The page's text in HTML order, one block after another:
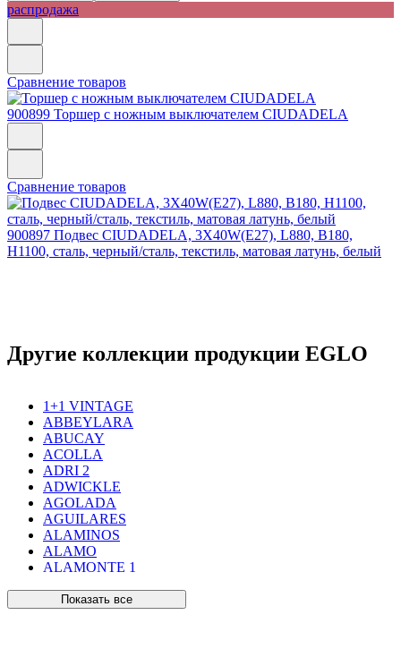
распродажа
Сравнение товаров
900899 Торшер с ножным выключателем CIUDADELA
Сравнение товаров
900897 Подвес CIUDADELA, 3X40W(Е27), L880, B180,
H1100, сталь, черный/сталь, текстиль, матовая латунь, белый
Другие коллекции продукции EGLO
1+1 VINTAGE
ABBEYLARA
ABUCAY
ACOLLA
ADRI 2
ADWICKLE
AGOLADA
AGUILARES
ALAMINOS
ALAMO
ALAMONTE 1
ALBARACCIN
Показать все